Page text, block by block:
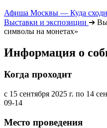
Афиша Москвы — Куда
Выставки и экспозиции ➔
символы на монетах»
Информация о
Когда проходит
с 15 сентября 2025 г. по 14
09-14
Место проведения